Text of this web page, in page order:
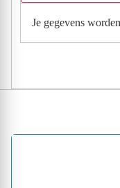
Je gegevens